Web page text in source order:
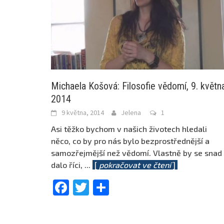
Michaela Košová: Filosofie vědomí, 9.
2014
9 května, 2014 Jelena 1
Asi těžko bychom v našich životech hledali
něco, co by pro nás bylo bezprostřednější a
samozřejmější než vědomí. Vlastně by se snad
dalo říci, ... [ pokračovat ve čtení]
Facebook
Twitter